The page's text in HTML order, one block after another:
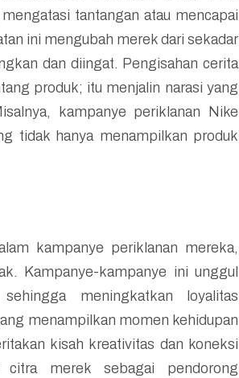
tantangan atau mencapai
ini mengubah merek dari sekadar
dan diingat. Pengisahan cerita
produk; itu menjalin narasi yang
kampanye periklanan Nike
tidak hanya menampilkan produk
kampanye periklanan mereka,
Kampanye-kampanye ini unggul
meningkatkan loyalitas
menampilkan momen kehidupan
kisah kreativitas dan koneksi
merek sebagai pendorong